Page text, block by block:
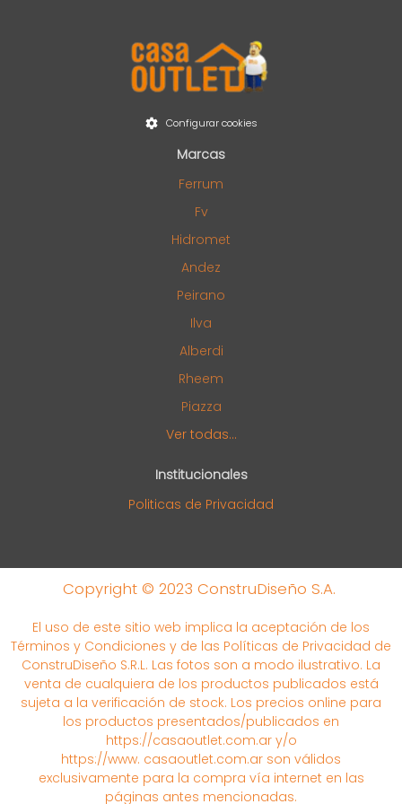
Configurar cookies
Marcas
Ferrum
Fv
Hidromet
Andez
Peirano
Ilva
Alberdi
Rheem
Piazza
Ver todas...
Institucionales
Politicas de Privacidad
Copyright © 2023 ConstruDiseño S.A.
El uso de este sitio web implica la aceptación de los
Términos y Condiciones y de las Políticas de Privacidad de
ConstruDiseño S.R.L. Las fotos son a modo ilustrativo. La
venta de cualquiera de los productos publicados está
sujeta a la verificación de stock. Los precios online para
los productos presentados/publicados en
https://casaoutlet.com.ar y/o
https://www. casaoutlet.com.ar son válidos
exclusivamente para la compra vía internet en las
páginas antes mencionadas.